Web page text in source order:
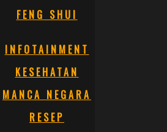
FENG SHUI
INFOTAINMENT
KESEHATAN
MANCA NEGARA
RESEP